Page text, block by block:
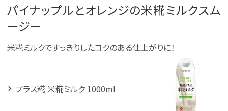
パイナップルとオレンジの米糀ミルクスム
ージー
米糀ミルクですっきりしたコクのある仕上がりに！
プラス糀 米糀ミルク 1000ml